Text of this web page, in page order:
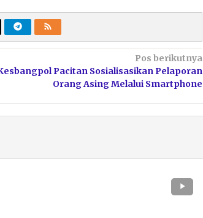
Pos berikutnya
Pacitan Sosialisasikan Pelaporan
Orang Asing Melalui Smartphone